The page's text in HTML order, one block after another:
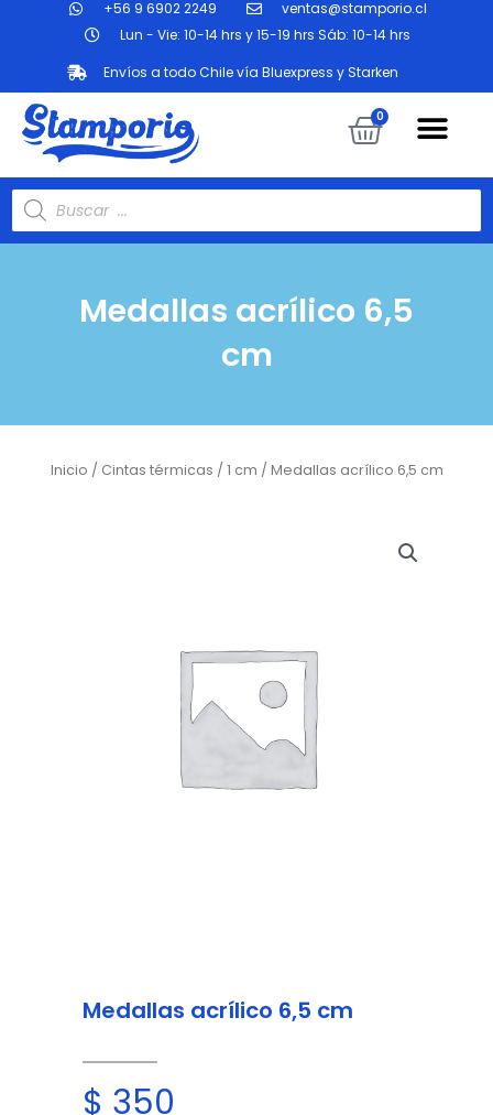
contenido
+56 9 6902 2249
ventas@stamporio.cl
Lun - Vie: 10-14 hrs y 15-19 hrs Sáb: 10-14 hrs
Envíos a todo Chile vía Bluexpress y Starken
0
Búsqueda
de
productos
Medallas acrílico 6,5
cm
Inicio / Cintas térmicas / 1 cm / Medallas acrílico 6,5 cm
Medallas acrílico 6,5 cm
$ 350